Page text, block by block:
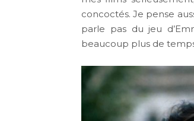
concoctés. Je pense
parle pas du jeu
beaucoup plus de